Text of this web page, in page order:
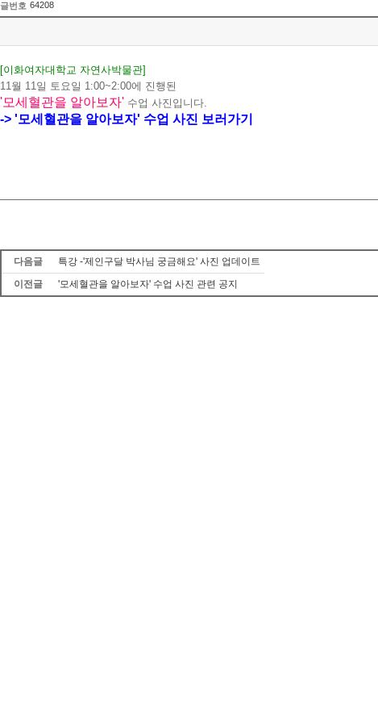
글번호 64208
[이화여자대학교 자연사박물관]
11월 11일 토요일 1:00~2:00에 진행된
'모세혈관을 알아보자' 수업 사진입니다.
-> '모세혈관을 알아보자' 수업 사진 보러가기
다음글
특강 -'제인구달 박사님 궁금해요' 사진 업데이트
이전글
'모세혈관을 알아보자' 수업 사진 관련 공지